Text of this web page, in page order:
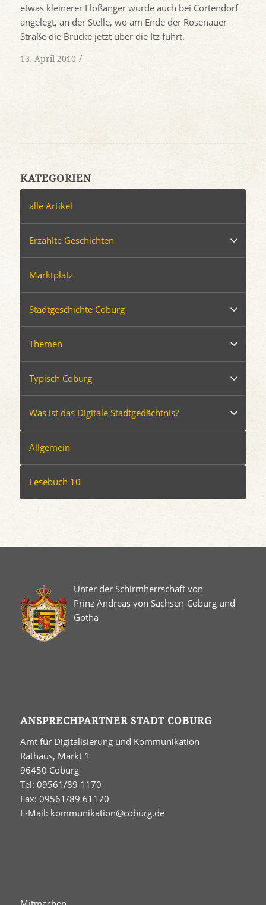
etwas kleinerer Floßanger wurde auch bei Cortendorf
angelegt, an der Stelle, wo am Ende der Rosenauer
Straße die Brücke jetzt über die Itz führt.
13. April 2010 /
KATEGORIEN
alle Artikel
Erzählte Geschichten
Marktplatz
Stadtgeschichte Coburg
Themen
Typisch Coburg
Was ist das Digitale Stadtgedächtnis?
Allgemein
Lesebuch 10
Unter der Schirmherrschaft von
Prinz Andreas von Sachsen-Coburg und
Gotha
ANSPRECHPARTNER STADT COBURG
Amt für Digitalisierung und Kommunikation
Rathaus, Markt 1
96450 Coburg
Tel: 09561/89 1170
Fax: 09561/89 61170
E-Mail: kommunikation@coburg.de